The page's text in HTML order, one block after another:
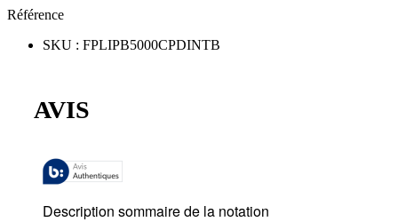
Référence
SKU : FPLIPB5000CPDINTB